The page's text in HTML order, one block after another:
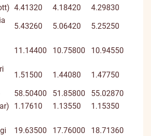
4.41320 4.18420
4.29830
5.43260 5.06420
5.25250
11.14400 10.75800
10.94550
1.51500 1.44080
1.47750
58.50400 51.85800
55.02870
1.17610 1.13550
1.15350
19.63500 17.76000 18.71360